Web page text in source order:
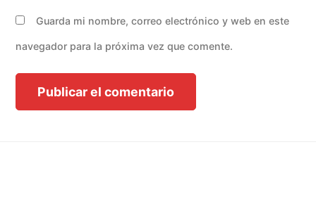
Guarda mi nombre, correo electrónico y web en este
navegador para la próxima vez que comente.